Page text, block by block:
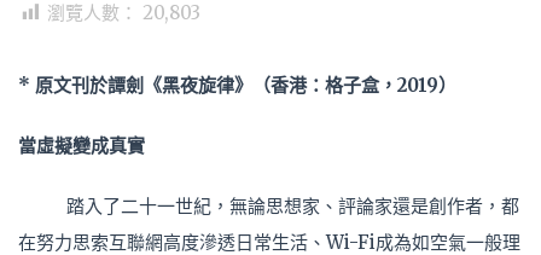
瀏覽人數： 20,803
* 原文刊於譚劍《黑夜旋律》（香港：格子盒，2019）
當虛擬變成真實
踏入了二十一世紀，無論思想家、評論家還是創作者，都
在努力思索互聯網高度滲透日常生活、Wi-Fi成為如空氣一般理